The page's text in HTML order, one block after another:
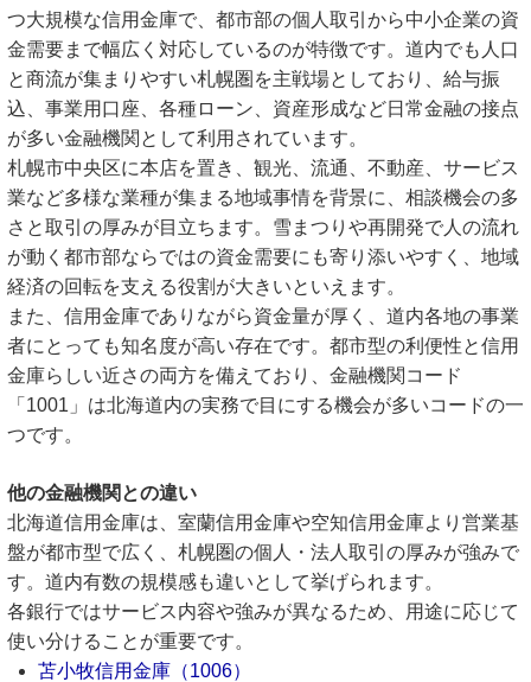
つ大規模な信用金庫で、都市部の個人取引から中小企業の資
金需要まで幅広く対応しているのが特徴です。道内でも人口
と商流が集まりやすい札幌圏を主戦場としており、給与振
込、事業用口座、各種ローン、資産形成など日常金融の接点
が多い金融機関として利用されています。
札幌市中央区に本店を置き、観光、流通、不動産、サービス
業など多様な業種が集まる地域事情を背景に、相談機会の多
さと取引の厚みが目立ちます。雪まつりや再開発で人の流れ
が動く都市部ならではの資金需要にも寄り添いやすく、地域
経済の回転を支える役割が大きいといえます。
また、信用金庫でありながら資金量が厚く、道内各地の事業
者にとっても知名度が高い存在です。都市型の利便性と信用
金庫らしい近さの両方を備えており、金融機関コード
「1001」は北海道内の実務で目にする機会が多いコードの一
つです。
他の金融機関との違い
北海道信用金庫は、室蘭信用金庫や空知信用金庫より営業基
盤が都市型で広く、札幌圏の個人・法人取引の厚みが強みで
す。道内有数の規模感も違いとして挙げられます。
各銀行ではサービス内容や強みが異なるため、用途に応じて
使い分けることが重要です。
苫小牧信用金庫（1006）